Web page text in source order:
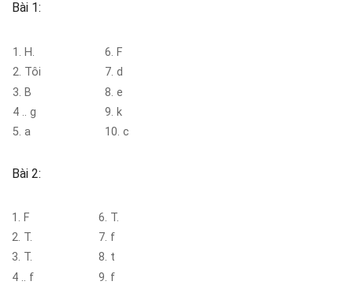
Bài 1:
1. H.
2. Tôi
3. B
4 .. g
5. a
6. F
7. d
8. e
9. k
10. c
Bài 2:
1. F
2. T.
3. T.
4 .. f
6. T.
7. f
8. t
9. f